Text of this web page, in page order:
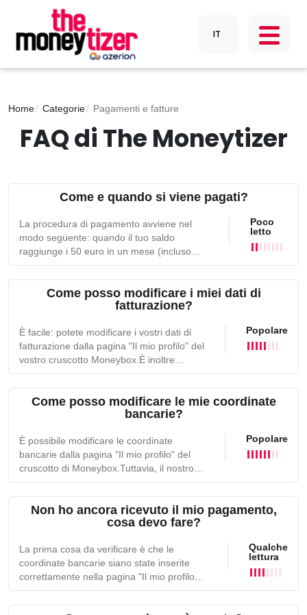
Home Categorie Pagamenti e fatture
FAQ di The Moneytizer
Come e quando si viene pagati?
La procedura di pagamento avviene nel
modo seguente: quando il tuo saldo
raggiunge i 50 euro in un mese (incluso
l'ultimo giorno del mese), un ordine di
fatturazione sarà attivato il 10 del mese
successivo. Il pagamento verrà effettuato
automaticamente tramite bonifico bancario
indicato) 60 giorni dopo l'emissione della
fattura. La procedura è automatica.
Poco
letto
Come posso modificare i miei dati di
fatturazione?
È facile: potete modificare i vostri dati di
fatturazione dalla pagina "Il mio profilo" del
vostro cruscotto Moneybox.È inoltre
possibile modificare il proprio status (da
persona fisica a società, ad esempio) per
adattare le proprie fatture.Per ulteriori
informazioni, contattate il nostro team.
Popolare
Come posso modificare le mie coordinate
bancarie?
È possibile modificare le coordinate
bancarie dalla pagina "Il mio profilo" del
cruscotto di Moneybox.Tuttavia, il nostro
sistema blocca le modifiche tra il 1 e il 10
di ogni mese. I trasferimenti sono
programmati in anticipo e non possono
essere modificati una volta eseguiti.Se
nostro team.
Popolare
Non ho ancora ricevuto il mio pagamento,
cosa devo fare?
La prima cosa da verificare è che le
coordinate bancarie siano state inserite
correttamente nella pagina "Il mio profilo"
della dashboard di Moneybox.I pagamenti
vengono effettuati automaticamente il 10 di
Qualche
lettura